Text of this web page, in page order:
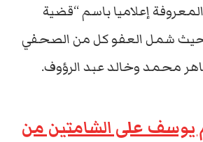
إعلاميا باسم “قضية
حيث شمل العفو كل من الصحفي
محمد وخالد عبد الرؤوف.
يوسف على الشامتين من